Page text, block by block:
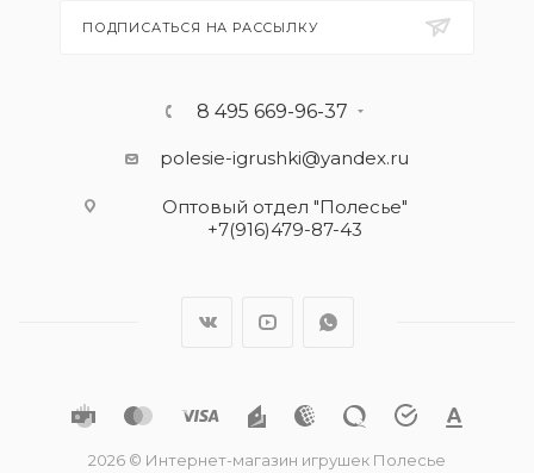
ПОДПИСАТЬСЯ НА РАССЫЛКУ
8 495 669-96-37
polesie-igrushki@yandex.ru
Оптовый отдел "Полесье"
+7(916)479-87-43
2026 © Интернет-магазин игрушек Полесье